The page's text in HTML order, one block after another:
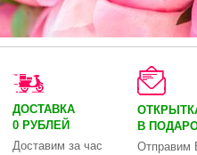
ДОСТАВКА
0 РУБЛЕЙ
Доставим за час
В
Отправим